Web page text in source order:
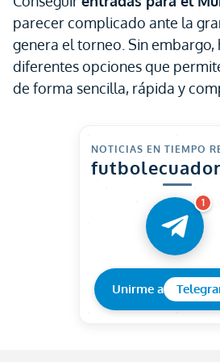
parecer complicado ante la
genera el torneo. Sin embargo,
diferentes opciones que
de forma sencilla, rápida y
NOTICIAS EN TIEMPO
1
Unirme a